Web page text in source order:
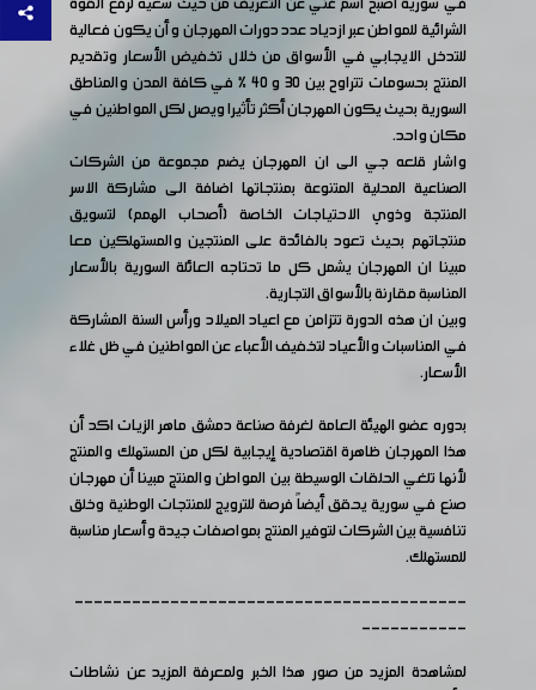
الشرائية للمواطن عبر ازدياد عدد دورات المهرجان و أن يكون فعالية
للتدخل الايجابي في الأسواق من خلال تخفيض الأسعار وتقديم
المنتج بحسومات تتراوح بين ٣٠ و ٤٠ ٪ في كافة المدن والمناطق
السورية بحيث يكون المهرجان أكثر تأثيرا ويصل لكل المواطنين في
مكان واحد.
واشار قلعه جي الى ان المهرجان يضم مجموعة من الشركات
الصناعية المحلية المتنوعة بمنتجاتها اضافة الى مشاركة الاسر
المنتجة وذوي الاحتياجات الخاصة (أصحاب الهمم) لتسويق
منتجاتهم بحيث تعود بالفائدة على المنتجين والمستهلكين معا
مبينا ان المهرجان يشمل كل ما تحتاجه العائلة السورية بالأسعار
المناسبة مقارنة بالأسواق التجارية.
وبين ان هذه الدورة تتزامن مع اعياد الميلاد ورأس السنة المشاركة
في المناسبات والأعياد لتخفيف الأعباء عن المواطنين في ظل غلاء
الأسعار.
بدوره عضو الهيئة العامة لغرفة صناعة دمشق ماهر الزيات اكد أن
هذا المهرجان ظاهرة اقتصادية إيجابية لكل من المستهلك والمنتج
لأنها تلغي الحلقات الوسيطة بين المواطن والمنتج مبينا أن مهرجان
صنع في سورية يحقق أيضاً فرصة للترويج للمنتجات الوطنية وخلق
تنافسية بين الشركات لتوفير المنتج بمواصفات جيدة وأسعار مناسبة
للمستهلك.
-----------------------------------------
-----------
لمشاهدة المزيد من صور هذا الخبر ولمعرفة المزيد عن نشاطات